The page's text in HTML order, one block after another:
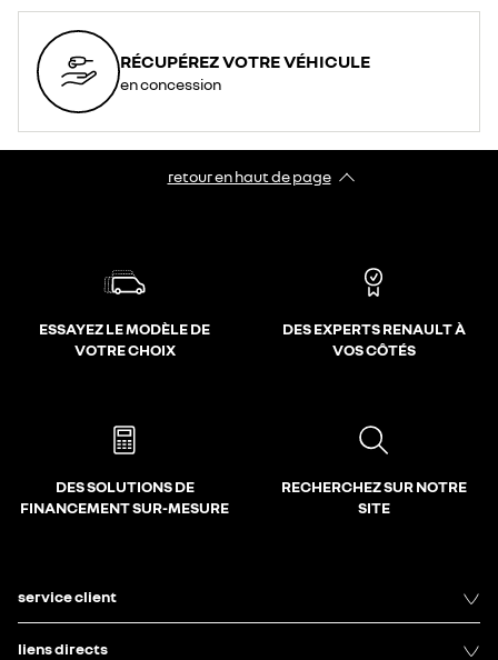
RÉCUPÉREZ VOTRE VÉHICULE
en concession
retour en haut de page​
ESSAYEZ LE MODÈLE DE
VOTRE CHOIX
DES EXPERTS RENAULT À
VOS CÔTÉS
DES SOLUTIONS DE
FINANCEMENT SUR-MESURE
RECHERCHEZ SUR NOTRE
SITE
service client
liens directs